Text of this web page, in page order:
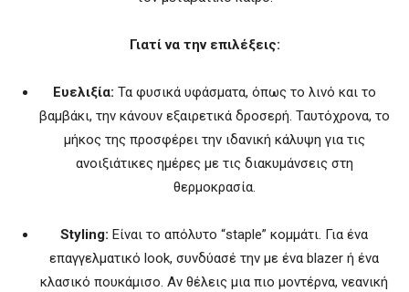
Γιατί να την επιλέξεις:
Ευελιξία: Τα φυσικά υφάσματα, όπως το λινό και το
βαμβάκι, την κάνουν εξαιρετικά δροσερή. Ταυτόχρονα, το
μήκος της προσφέρει την ιδανική κάλυψη για τις
ανοιξιάτικες ημέρες με τις διακυμάνσεις στη
θερμοκρασία.
Styling: Είναι το απόλυτο “staple” κομμάτι. Για ένα
επαγγελματικό look, συνδύασέ την με ένα blazer ή ένα
κλασικό πουκάμισο. Αν θέλεις μια πιο μοντέρνα, νεανική